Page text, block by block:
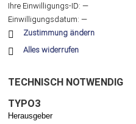
Ihre Einwilligungs-ID:—
Einwilligungsdatum:—
Zustimmung ändern
Alles widerrufen
TECHNISCH NOTWENDIG
TYPO3
Herausgeber